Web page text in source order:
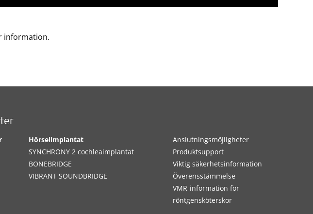
information.
Hörselimplantat
SYNCHRONY 2 cochleaimplantat
BONEBRIDGE
VIBRANT SOUNDBRIDGE
Anslutningsmöjligheter
Produktsupport
Viktig säkerhetsinformation
Överensstämmelse
VMR-information för
röntgensköterskor